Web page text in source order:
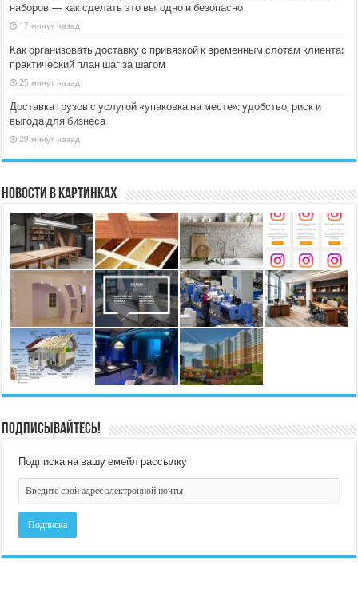
наборов — как сделать это выгодно и безопасно
17 минут назад
Как организовать доставку с привязкой к временным слотам клиента:
практический план шаг за шагом
25 минут назад
Доставка грузов с услугой «упаковка на месте»: удобство, риск и
выгода для бизнеса
29 минут назад
Новости в картинках
Подписывайтесь!
Подписка на вашу емейл рассылку